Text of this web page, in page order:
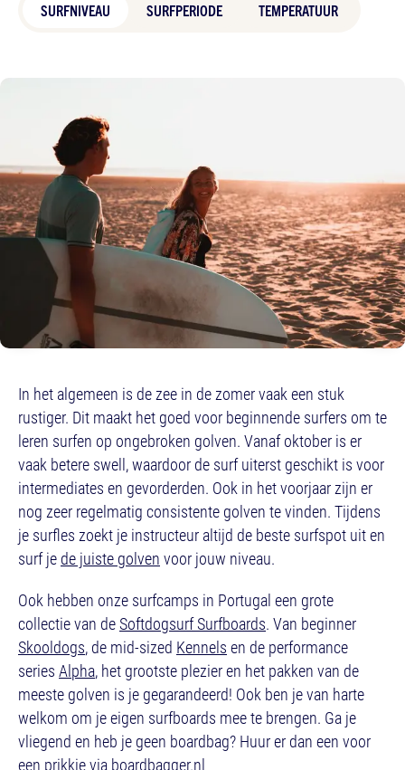
SURFNIVEAU SURFPERIODE TEMPERATUUR
In het algemeen is de zee in de zomer vaak een stuk
rustiger. Dit maakt het goed voor beginnende surfers om te
leren surfen op ongebroken golven. Vanaf oktober is er
vaak betere swell, waardoor de surf uiterst geschikt is voor
intermediates en gevorderden. Ook in het voorjaar zijn er
nog zeer regelmatig consistente golven te vinden. Tijdens
je surfles zoekt je instructeur altijd de beste surfspot uit en
surf je de juiste golven voor jouw niveau.
Ook hebben onze surfcamps in Portugal een grote
collectie van deSoftdogsurf Surfboards. Van beginner
Skooldogs, de mid-sized Kennels en de performance
series Alpha, het grootste plezier en het pakken van de
meeste golven is je gegarandeerd! Ook ben je van harte
welkom om je eigen surfboards mee te brengen. Ga je
vliegend en heb je geen boardbag? Huur er dan een voor
een prikkie via boardbagger.nl